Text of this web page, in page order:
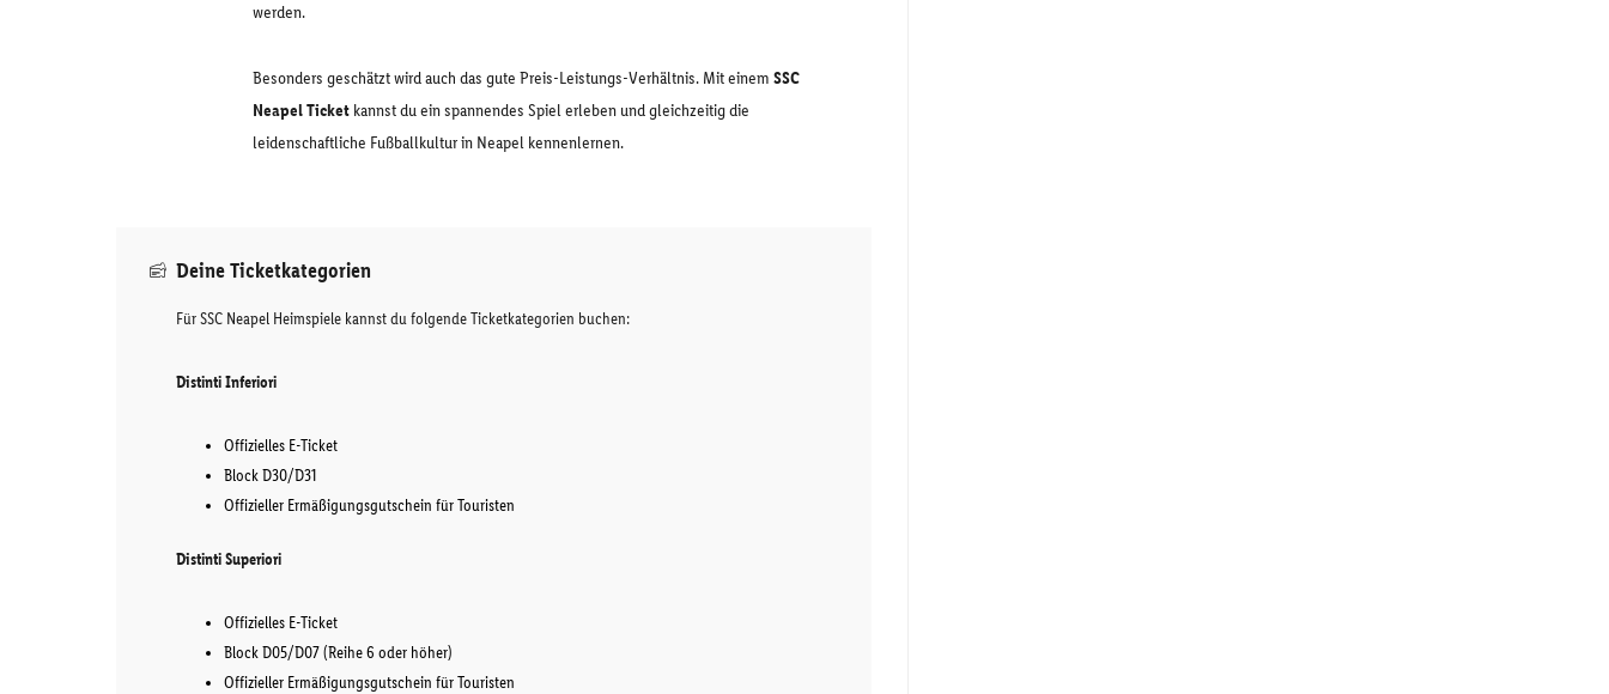
werden.
Besonders geschätzt wird auch das gute Preis-Leistungs-Verhältnis. Mit einem SSC
Neapel Ticket kannst du ein spannendes Spiel erleben und gleichzeitig die
leidenschaftliche Fußballkultur in Neapel kennenlernen.
Deine Ticketkategorien
Für SSC Neapel Heimspiele kannst du folgende Ticketkategorien buchen:
Distinti Inferiori
Offizielles E-Ticket
Block D30/D31
Offizieller Ermäßigungsgutschein für Touristen
Distinti Superiori
Offizielles E-Ticket
Block D05/D07 (Reihe 6 oder höher)
Offizieller Ermäßigungsgutschein für Touristen